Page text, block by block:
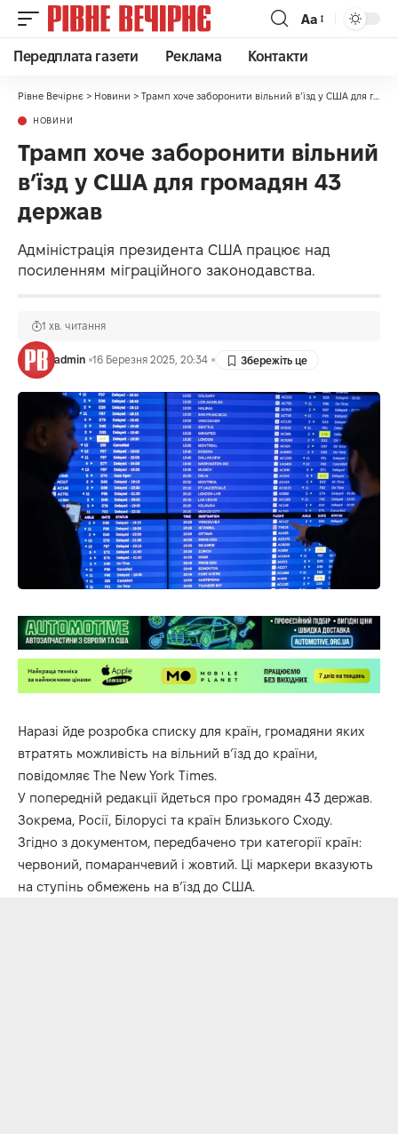
Аа
Передплата газети Реклама Контакти
Рівне Вечірнє > Новини > Трамп хоче заборонити вільний в’їзд у США для громадян 43 держав
НОВИНИ
Трамп хоче заборонити вільний
в’їзд у США для громадян 43
держав
Адміністрація президента США працює над
посиленням міграційного законодавства.
admin 16 Березня 2025, 20:34
1 хв. читання
Наразі йде розробка списку для країн, громадяни яких
втратять можливість на вільний в’їзд до країни,
повідомляє The New York Times.
У попередній редакції йдеться про громадян 43 держав.
Зокрема, Росії, Білорусі та країн Близького Сходу.
Згідно з документом, передбачено три категорії країн:
червоний, помаранчевий і жовтий. Ці маркери вказують
на ступінь обмежень на в’їзд до США.